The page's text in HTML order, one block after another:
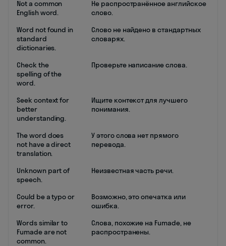
Not a common
English word.
Не распространённое английское
слово.
Word not found in
standard
dictionaries.
Слово не найдено в стандартных
словарях.
Check the
spelling of the
word.
Проверьте написание слова.
Seek context for
better
understanding.
Ищите контекст для лучшего
понимания.
The word does
not have a direct
translation.
У этого слова нет прямого
перевода.
Unknown part of
speech.
Неизвестная часть речи.
Could be a typo or
error.
Возможно, это опечатка или
ошибка.
Words similar to
Fumade are not
common.
Слова, похожие на Fumade, не
распространены.